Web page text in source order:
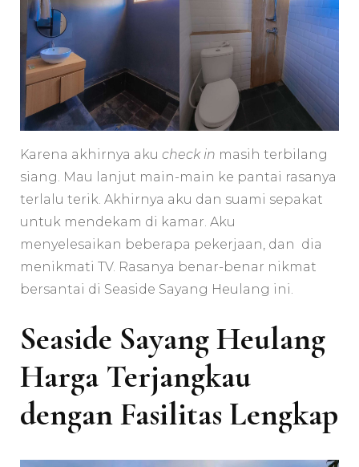
Karena akhirnya aku check in masih terbilang
siang. Mau lanjut main-main ke pantai rasanya
terlalu terik. Akhirnya aku dan suami sepakat
untuk mendekam di kamar. Aku
menyelesaikan beberapa pekerjaan, dan dia
menikmati TV. Rasanya benar-benar nikmat
bersantai di Seaside Sayang Heulang ini.
Seaside Sayang Heulang
Harga Terjangkau
dengan Fasilitas Lengkap